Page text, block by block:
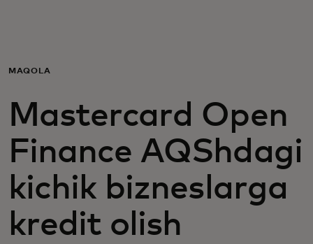
Biznes uchun
Butun dunyo uchun
Innovatorlar uchun
Yangiliklar va trendlar
MAQOLA
Mastercard Open
Finance AQShdagi
kichik bizneslarga
kredit olish